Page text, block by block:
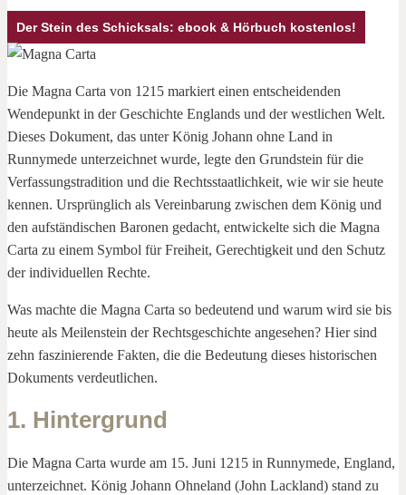
Der Stein des Schicksals: ebook & Hörbuch kostenlos!
Die Magna Carta von 1215 markiert einen entscheidenden
Wendepunkt in der Geschichte Englands und der westlichen Welt.
Dieses Dokument, das unter König Johann ohne Land in
Runnymede unterzeichnet wurde, legte den Grundstein für die
Verfassungstradition und die Rechtsstaatlichkeit, wie wir sie heute
kennen. Ursprünglich als Vereinbarung zwischen dem König und
den aufständischen Baronen gedacht, entwickelte sich die Magna
Carta zu einem Symbol für Freiheit, Gerechtigkeit und den Schutz
der individuellen Rechte.
Was machte die Magna Carta so bedeutend und warum wird sie bis
heute als Meilenstein der Rechtsgeschichte angesehen? Hier sind
zehn faszinierende Fakten, die die Bedeutung dieses historischen
Dokuments verdeutlichen.
1. Hintergrund
Die Magna Carta wurde am 15. Juni 1215 in Runnymede, England,
unterzeichnet. König Johann Ohneland (John Lackland) stand zu